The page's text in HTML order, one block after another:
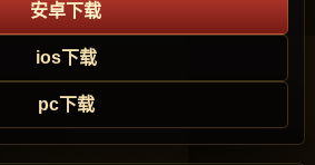
安卓下载
ios下载
pc下载